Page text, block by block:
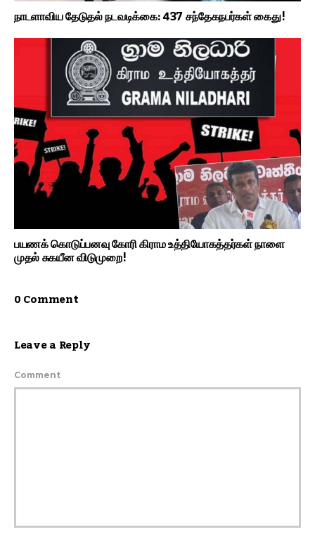
நாடளாவிய தேடுதல் நடவடிக்கை: 437 சந்தேகநபர்கள் கைது!
பயணக் கொடுப்பனவு கோரி கிராம உத்தியோகத்தர்கள் நாளை
முதல் சுகயீன விடுமுறை!
0 Comment
Leave a Reply
Comment